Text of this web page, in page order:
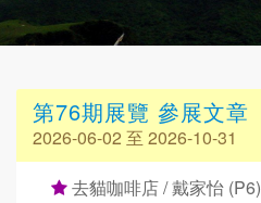
第76期展覽 參展文章
2026-06-02 至 2026-10-31
去貓咖啡店 / 戴家怡 (P6)